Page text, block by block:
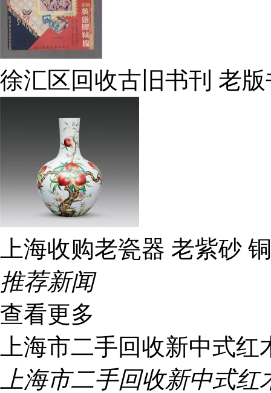
徐汇区回收古旧书刊 老
上海收购老瓷器 老紫砂
推荐新闻
查看更多
上海市二手回收新中式
上海市二手回收新中